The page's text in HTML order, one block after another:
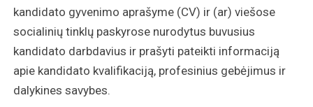
kandidato gyvenimo aprašyme (CV) ir (ar) viešose
socialinių tinklų paskyrose nurodytus buvusius
kandidato darbdavius ir prašyti pateikti informaciją
apie kandidato kvalifikaciją, profesinius gebėjimus ir
dalykines savybes.